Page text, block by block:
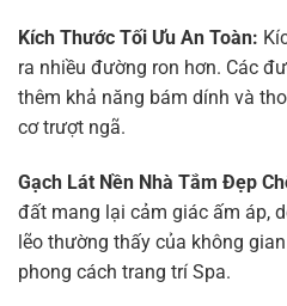
Kích Thước Tối Ưu An Toàn:
ra nhiều đường ron hơn. Các
thêm khả năng bám dính và
cơ trượt ngã.
Gạch Lát Nền Nhà Tắm Đẹp
đất mang lại cảm giác ấm áp,
lẽo thường thấy của không
phong cách trang trí Spa.